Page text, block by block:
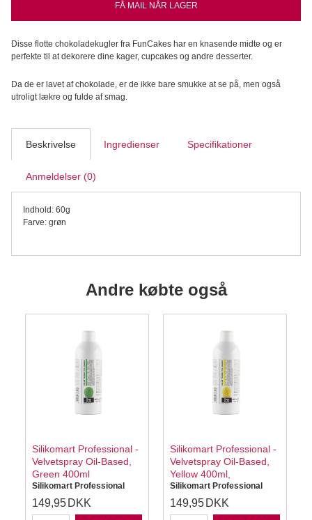
FÅ MAIL NÅR LAGER
Disse flotte chokoladekugler fra FunCakes har en knasende midte og er
perfekte til at dekorere dine kager, cupcakes og andre desserter.
Da de er lavet af chokolade, er de ikke bare smukke at se på, men også
utroligt lækre og fulde af smag.
Beskrivelse Ingredienser Specifikationer
Anmeldelser (0)
Indhold: 60g
Farve: grøn
Andre købte også
Silikomart Professional -
Velvetspray Oil-Based,
Green 400ml
Silikomart Professional
149,95 DKK
Silikomart Professional -
Velvetspray Oil-Based,
Yellow 400ml,
Silikomart Professional
149,95 DKK